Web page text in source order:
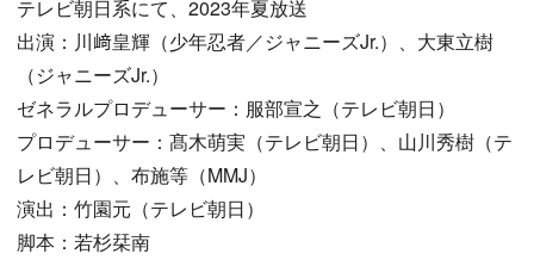
テレビ朝日系にて、2023年夏放送
出演：川﨑皇輝（少年忍者／ジャニーズJr.）、大東立樹
（ジャニーズJr.）
ゼネラルプロデューサー：服部宣之（テレビ朝日）
プロデューサー：髙木萌実（テレビ朝日）、山川秀樹（テ
レビ朝日）、布施等（MMJ）
演出：竹園元（テレビ朝日）
脚本：若杉栞南